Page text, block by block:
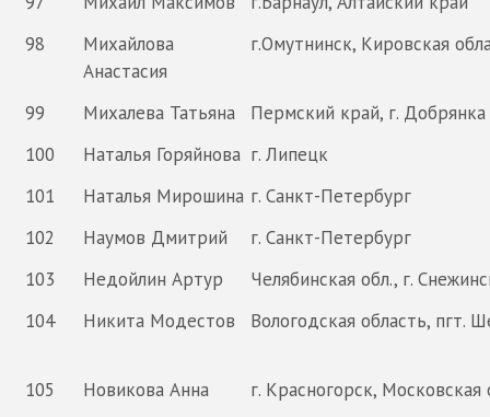
98
Михайлова
Анастасия
г.Омутнинск, Кировская
99 Михалева Татьяна
Пермский край, г. Добрянка
100
Наталья Горяйнова г. Липецк
101
Наталья Мирошина г. Санкт-Петербург
102
Наумов Дмитрий
г. Санкт-Петербург
103
Недойлин Артур
Челябинская обл., г.
104
Никита Модестов Вологодская область, пгт.
105 Новикова Анна
г. Красногорск, Московская